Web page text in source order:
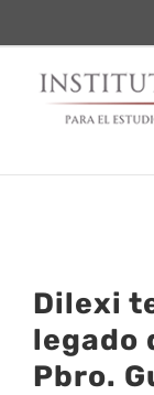
al
contenido
Dilexi
legado
Pbro.